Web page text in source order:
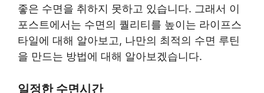
좋은 수면을 취하지 못하고 있습니다. 그래서 이
포스트에서는 수면의 퀄리티를 높이는 라이프스
타일에 대해 알아보고, 나만의 최적의 수면 루틴
을 만드는 방법에 대해 알아보겠습니다.
일정한 수면시간